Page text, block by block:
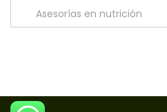
Asesorías en nutrición